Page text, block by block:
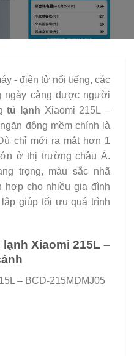
- điện tử nổi tiếng, các
ngày càng được người
tủ lạnh Xiaomi 215L –
đông mềm chính là
chỉ mới ra mắt hơn 1
ở thị trường châu Á.
trọng, màu sắc nhã
hợp cho nhiều gia đình
giúp tối ưu quá trình
Xiaomi 215L –
– BCD-215MDMJ05